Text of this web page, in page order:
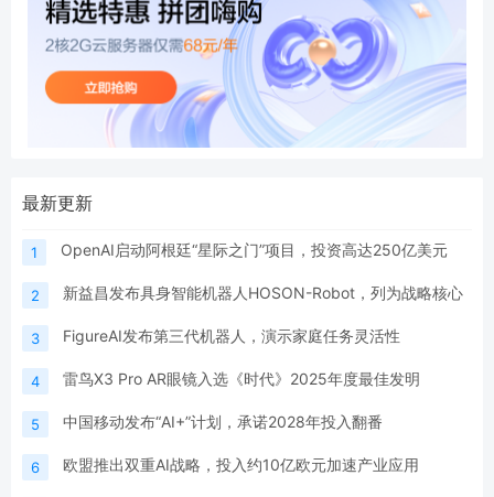
最新更新
1 OpenAI启动阿根廷“星际之门”项目，投资高达250亿美元
2 新益昌发布具身智能机器人HOSON-Robot，列为战略核心
3 FigureAI发布第三代机器人，演示家庭任务灵活性
4 雷鸟X3 Pro AR眼镜入选《时代》2025年度最佳发明
5 中国移动发布“AI+”计划，承诺2028年投入翻番
6 欧盟推出双重AI战略，投入约10亿欧元加速产业应用